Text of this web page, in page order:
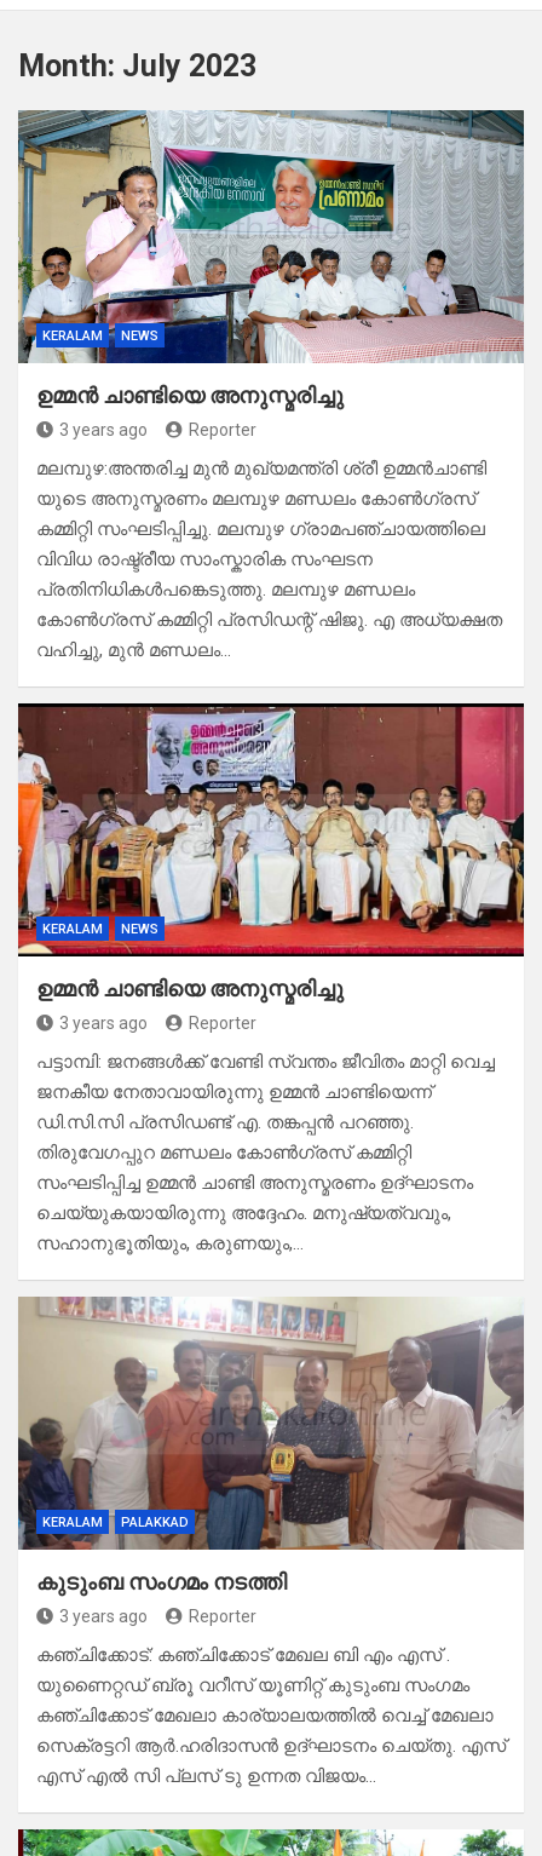
Month: July 2023
KERALAM NEWS
ഉമ്മൻ ചാണ്ടിയെ അനുസ്മരിച്ചു
3 years ago Reporter
മലമ്പുഴ:അന്തരിച്ച മുൻ മുഖ്യമന്ത്രി ശ്രീ ഉമ്മൻചാണ്ടി
യുടെ അനുസ്മരണം മലമ്പുഴ മണ്ഡലം കോൺഗ്രസ്
കമ്മിറ്റി സംഘടിപ്പിച്ചു. മലമ്പുഴ ഗ്രാമപഞ്ചായത്തിലെ
വിവിധ രാഷ്ട്രീയ സാംസ്കാരിക സംഘടന
പ്രതിനിധികൾപങ്കെടുത്തു. മലമ്പുഴ മണ്ഡലം
കോൺഗ്രസ് കമ്മിറ്റി പ്രസിഡന്റ് ഷിജു. എ അധ്യക്ഷത
വഹിച്ചു, മുൻ മണ്ഡലം…
KERALAM NEWS
ഉമ്മൻ ചാണ്ടിയെ അനുസ്മരിച്ചു
3 years ago Reporter
പട്ടാമ്പി: ജനങ്ങൾക്ക് വേണ്ടി സ്വന്തം ജീവിതം മാറ്റി വെച്ച
ജനകീയ നേതാവായിരുന്നു ഉമ്മൻ ചാണ്ടിയെന്ന്
ഡി.സി.സി പ്രസിഡണ്ട് എ. തങ്കപ്പൻ പറഞ്ഞു.
തിരുവേഗപ്പുറ മണ്ഡലം കോൺഗ്രസ് കമ്മിറ്റി
സംഘടിപ്പിച്ച ഉമ്മൻ ചാണ്ടി അനുസ്മരണം ഉദ്ഘാടനം
ചെയ്യുകയായിരുന്നു അദ്ദേഹം. മനുഷ്യത്വവും,
സഹാനുഭൂതിയും, കരുണയും,…
KERALAM PALAKKAD
കുടുംബ സംഗമം നടത്തി
3 years ago Reporter
കഞ്ചിക്കോട്: കഞ്ചിക്കോട് മേഖല ബി എം എസ് .
യുണൈറ്റഡ് ബ്രൂ വറീസ് യൂണിറ്റ് കുടുംബ സംഗമം
കഞ്ചിക്കോട് മേഖലാ കാര്യാലയത്തിൽ വെച്ച് മേഖലാ
സെക്രട്ടറി ആർ.ഹരിദാസൻ ഉദ്ഘാടനം ചെയ്തു. എസ്
എസ് എൽ സി പ്ലസ് ടു ഉന്നത വിജയം…